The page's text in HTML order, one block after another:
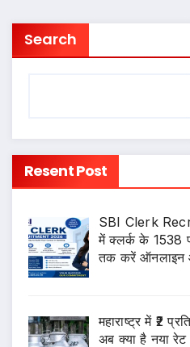
Search
Resent Post
SBI Clerk
में क्लर्क के 1538
तक करें ऑनलाइन
महाराष्ट्र में ₹2
अब क्या है नया रेट